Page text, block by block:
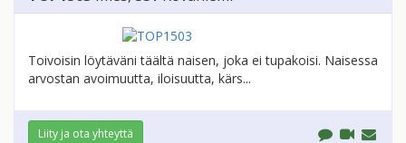
Toivoisin löytäväni täältä naisen, joka ei tupakoisi. Naisessa
arvostan avoimuutta, iloisuutta, kärs...
Liity ja ota yhteyttä